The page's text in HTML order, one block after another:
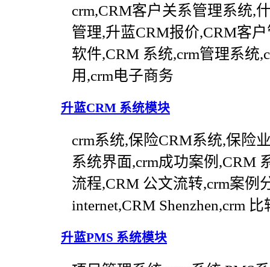
crm,CRM客户关系管理系统,
管理,升蓝CRM报价,CRM客
软件,CRM 系统,crm管理系统
用,crm电子商务
升蓝CRM 系统模块
crm系统,保险CRM系统,保险
系统界面,crm成功案例,CRM
流程,CRM 公文流转,crm案例
internet,CRM Shenzhen,crm
升蓝PMS 系统模块